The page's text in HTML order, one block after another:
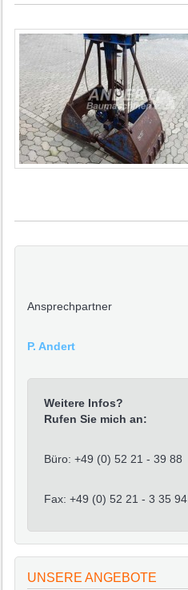
Ansprechpartner
P. Andert
Weitere Infos?
Rufen Sie mich an:
Büro: +49 (0) 52 21 - 39 88
Fax: +49 (0) 52 21 - 3 35 94
UNSERE ANGEBOTE